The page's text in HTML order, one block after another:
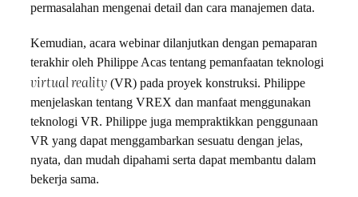
permasalahan mengenai detail dan cara manajemen data.
Kemudian, acara webinar dilanjutkan dengan pemaparan
terakhir oleh Philippe Acas tentang pemanfaatan teknologi
virtual reality (VR) pada proyek konstruksi. Philippe
menjelaskan tentang VREX dan manfaat menggunakan
teknologi VR. Philippe juga mempraktikkan penggunaan
VR yang dapat menggambarkan sesuatu dengan jelas,
nyata, dan mudah dipahami serta dapat membantu dalam
bekerja sama.